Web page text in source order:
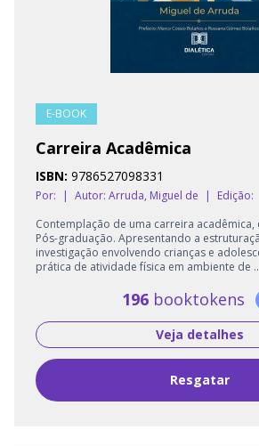
E-BOOK
Carreira Acadêmica
ISBN: 9786527098331
Por: Autor: Arruda, Miguel de
Edição:
Contemplação de uma carreira acadêmica,
Pós-graduação. Apresentando a
investigação envolvendo crianças e
prática de atividade física em ambiente de
196 booktokens
Veja detalhes
Resgatar